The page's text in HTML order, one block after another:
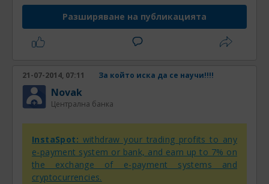
Разширяване на публикацията
21-07-2014, 07:11 За който иска да се научи!!!!
Novak
Централна банка
InstaSpot: withdraw your trading profits to any
e-payment system or bank, and earn up to 7% on
the exchange of e-payment systems and
cryptocurrencies.